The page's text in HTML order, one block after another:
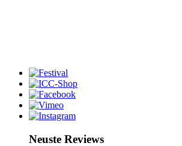
Neuste Reviews